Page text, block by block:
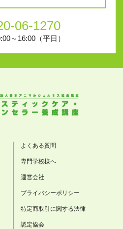
06-1270
～16:00（平日）
よくある質問
専門学校様へ
運営会社
プライバシーポリシー
特定商取引に関する法律
認定協会